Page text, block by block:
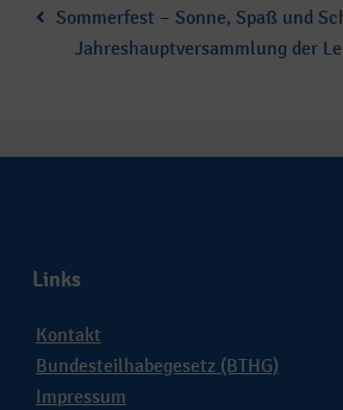
:
Sommerfest – Sonne, Spaß und
Jahreshauptversammlung der
Links
Kontakt
Bundesteilhabegesetz (BTHG)
Impressum